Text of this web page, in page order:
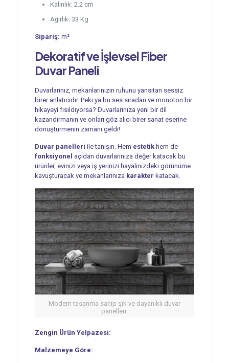
Kalınlık: 2.2 cm
Ağırlık: 33 Kg
Sipariş: m²
Dekoratif ve İşlevselFiber
Duvar Paneli
Duvarlarınız, mekanlarınızın ruhunu yansıtan sessiz
birer anlatıcıdır. Peki ya bu ses sıradan ve monoton bir
hikayeyi fısıldıyorsa? Duvarlarınıza yeni bir dil
kazandırmanın ve onları göz alıcı birer sanat eserine
dönüştürmenin zamanı geldi!
Duvar panelleri ile tanışın. Hem estetikhem de
fonksiyonel açıdan duvarlarınıza değer katacak bu
ürünler, evinizi veya iş yerinizi hayalinizdeki görünüme
kavuşturacak ve mekanlarınıza karakter katacak.
Modern tasarıma sahip şık ve dayanıklı duvar
panelleri.
Zengin Ürün Yelpazesi:
Malzemeye Göre: